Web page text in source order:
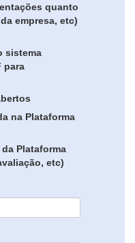
quanto
empresa, etc)
sistema
para
na Plataforma
Plataforma
etc)